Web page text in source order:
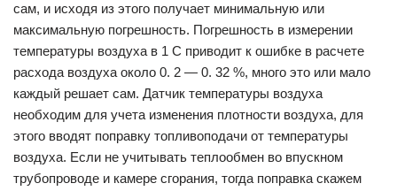
сам, и исходя из этого получает минимальную или
максимальную погрешность. Погрешность в измерении
температуры воздуха в 1 С приводит к ошибке в расчете
расхода воздуха около 0. 2 — 0. 32 %, много это или мало
каждый решает сам. Датчик температуры воздуха
необходим для учета изменения плотности воздуха, для
этого вводят поправку топливоподачи от температуры
воздуха. Если не учитывать теплообмен во впускном
трубопроводе и камере сгорания, тогда поправка скажем